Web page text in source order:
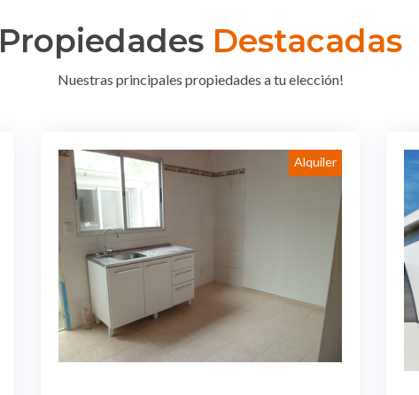
Propiedades Destacadas
Nuestras principales propiedades a tu elección!
Alquiler